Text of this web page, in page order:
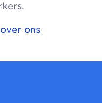
ons